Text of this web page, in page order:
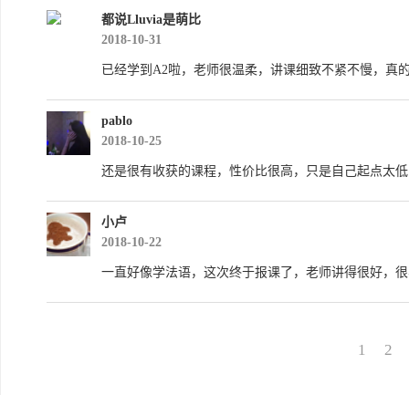
都说Lluvia是萌比
2018-10-31
已经学到A2啦，老师很温柔，讲课细致不紧不慢，真
pablo
2018-10-25
还是很有收获的课程，性价比很高，只是自己起点太
小卢
2018-10-22
一直好像学法语，这次终于报课了，老师讲得很好，
1 2